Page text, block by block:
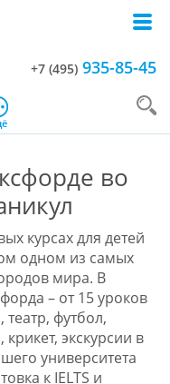
+7 (495) 935-85-45
во
курсах для детей
одном из самых
мира. В
– от 15 уроков
футбол,
экскурсии в
университета
к IELTS и